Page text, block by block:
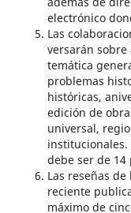
electrónico
Las
versarán sobre
temática
problemas
históricas,
edición de
universal,
institucionales.
debe ser de 14
Las reseñas
reciente
máximo de